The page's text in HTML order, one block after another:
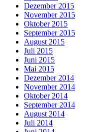
Dezember 2015
November 2015
Oktober 2015
September 2015
August 2015
Juli 2015
Juni 2015
Mai 2015
Dezember 2014
November 2014
Oktober 2014
September 2014
August 2014
Juli 2014